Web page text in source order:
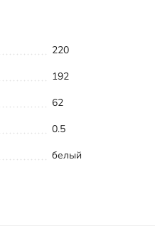
220
192
62
0.5
белый